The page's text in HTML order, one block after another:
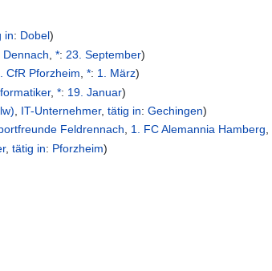
in: Dobel)
Dennach ,*: 23. September)
CfR Pforzheim ,*: 1. März)
,*: 19. Januar)
IT-Unternehmer,tätig in:Gechingen)
Feldrennach, 1. FC Alemannia Hamberg,
,tätig in: Pforzheim)